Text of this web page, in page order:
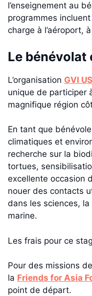
l’enseignement au
programmes
charge à l’aéroport,
Le bénévolat
L’organisation GVI
unique de participer
magnifique région
En tant que
climatiques et
recherche sur la
tortues,
excellente occasion
nouer des contacts
dans les sciences,
marine.
Les frais pour ce
Pour des missions
la Friends for Asia
point de départ.